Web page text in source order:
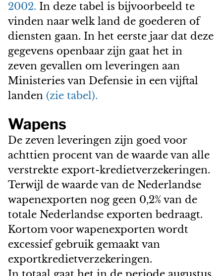
2002. In deze tabel is bijvoorbeeld te
vinden naar welk land de goederen of
diensten gaan. In het eerste jaar dat deze
gegevens openbaar zijn gaat het in
zeven gevallen om leveringen aan
Ministeries van Defensie in een vijftal
landen (zie tabel).
Wapens
De zeven leveringen zijn goed voor
achttien procent van de waarde van alle
verstrekte export-kredietverzekeringen.
Terwijl de waarde van de Nederlandse
wapenexporten nog geen 0,2% van de
totale Nederlandse exporten bedraagt.
Kortom voor wapenexporten wordt
excessief gebruik gemaakt van
exportkredietverzekeringen.